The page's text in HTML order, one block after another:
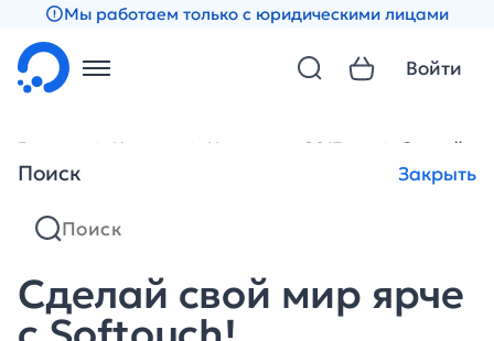
Мы работаем только с юридическими лицами
Поиск Закрыть
Войти
Главная Новости Новости за 2017 год Сделай
Сделай свой мир ярче